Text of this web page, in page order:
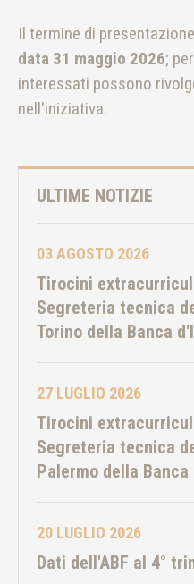
Il termine di
data 31 maggio 2026;
interessati possono
nell'iniziativa.
ULTIME NOTIZIE
03 AGOSTO 2026
Tirocini
Segreteria tecnica
Torino della Banca
27 LUGLIO 2026
Tirocini
Segreteria tecnica
Palermo della
20 LUGLIO 2026
Dati dell'ABF al 4°